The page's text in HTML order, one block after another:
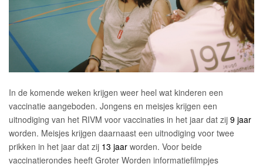
In de komende weken krijgen weer heel wat kinderen een
vaccinatie aangeboden. Jongens en meisjes krijgen een
uitnodiging van het RIVM voor vaccinaties in het jaar dat zij 9 jaar
worden. Meisjes krijgen daarnaast een uitnodiging voor twee
prikken in het jaar dat zij 13 jaar worden. Voor beide
vaccinatierondes heeft Groter Worden informatiefilmpjes